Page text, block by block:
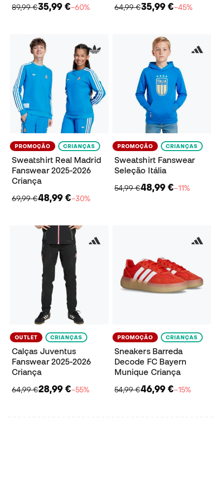
89,99 €35,99 €−60%
64,99 €35,99 €−45%
PROMOÇÃO CRIANÇAS
Sweatshirt Real Madrid
Fanswear 2025-2026
Criança
69,99 €48,99 €−30%
PROMOÇÃO CRIANÇAS
Sweatshirt Fanswear
Seleção Itália
54,99 €48,99 €−11%
OUTLET CRIANÇAS
Calças Juventus
Fanswear 2025-2026
Criança
64,99 €28,99 €−55%
PROMOÇÃO CRIANÇAS
Sneakers Barreda
Decode FC Bayern
Munique Criança
54,99 €46,99 €−15%